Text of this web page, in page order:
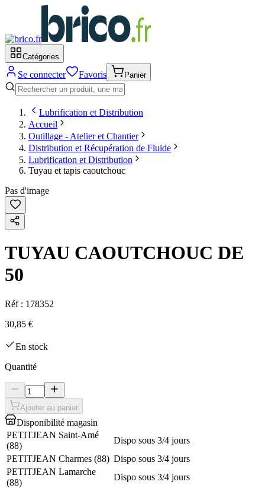
Catégories
Se connecter Favoris Panier
Lubrification et Distribution
Accueil
Outillage - Atelier et Chantier
Distribution et Récupération de Fluide
Lubrification et Distribution
Tuyau et tapis caoutchouc
Pas d'image
TUYAU CAOUTCHOUC DE
50
Réf : 178352
30,85 €
En stock
Quantité
Ajouter au panier
Disponibilité magasin
PETITJEAN Saint-Amé
(88)
Dispo sous 3/4 jours
PETITJEAN Charmes (88) Dispo sous 3/4 jours
PETITJEAN Lamarche
(88)
Dispo sous 3/4 jours